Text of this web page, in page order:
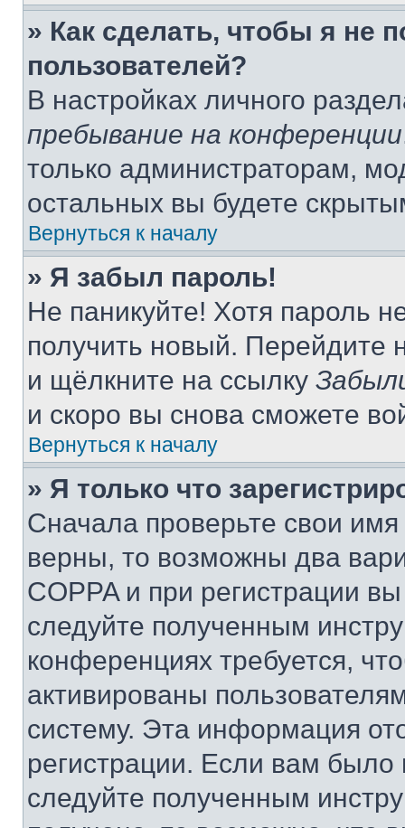
» Как сделать, чтобы я не
пользователей?
В настройках личного
пребывание на конференции
только администраторам,
остальных вы будете
Вернуться к началу
» Я забыл пароль!
Не паникуйте! Хотя пароль
получить новый. Перейдите
и щёлкните на ссылку
и скоро вы снова сможете
Вернуться к началу
» Я только что
Сначала проверьте свои
верны, то возможны два
COPPA и при регистрации
следуйте полученным
конференциях требуется,
активированы
систему. Эта информация
регистрации. Если вам
следуйте полученным